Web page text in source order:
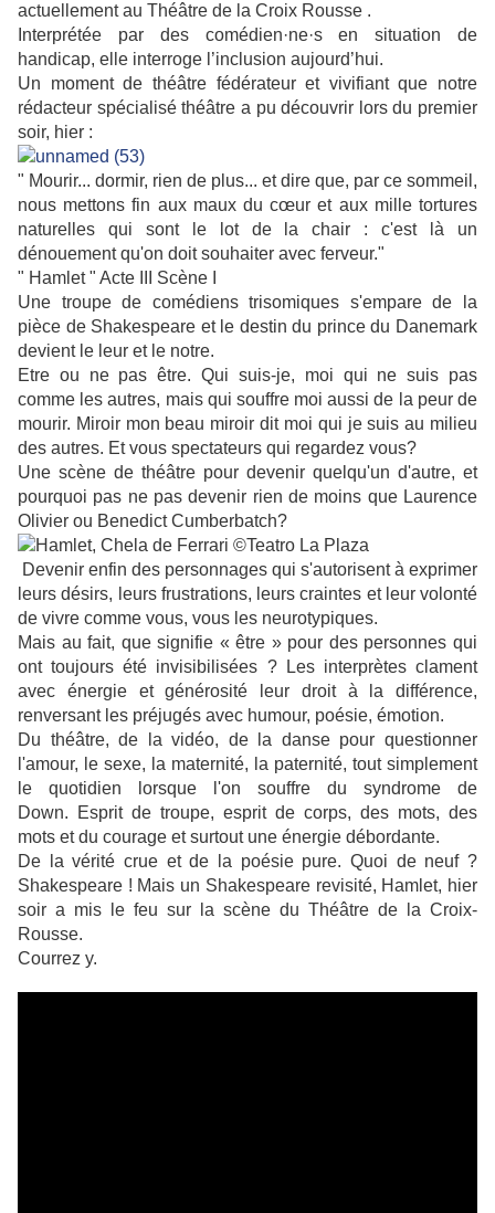
actuellement au Théâtre de la Croix Rousse .
Interprétée par des comédien·ne·s en situation de
handicap, elle interroge l’inclusion aujourd’hui.
Un moment de théâtre fédérateur et vivifiant que notre
rédacteur spécialisé théâtre a pu découvrir lors du premier
soir, hier :
" Mourir... dormir, rien de plus... et dire que, par ce sommeil,
nous mettons fin aux maux du cœur et aux mille tortures
naturelles qui sont le lot de la chair : c'est là un
dénouement qu'on doit souhaiter avec ferveur."
" Hamlet " Acte III Scène I
Une troupe de comédiens trisomiques s'empare de la
pièce de Shakespeare et le destin du prince du Danemark
devient le leur et le notre.
Etre ou ne pas être. Qui suis-je, moi qui ne suis pas
comme les autres, mais qui souffre moi aussi de la peur de
mourir. Miroir mon beau miroir dit moi qui je suis au milieu
des autres. Et vous spectateurs qui regardez vous?
Une scène de théâtre pour devenir quelqu'un d'autre, et
pourquoi pas ne pas devenir rien de moins que Laurence
Olivier ou Benedict Cumberbatch?
Devenir enfin des personnages qui s'autorisent à exprimer
leurs désirs, leurs frustrations, leurs craintes et leur volonté
de vivre comme vous, vous les neurotypiques.
Mais au fait, que signifie « être » pour des personnes qui
ont toujours été invisibilisées ? Les interprètes clament
avec énergie et générosité leur droit à la différence,
renversant les préjugés avec humour, poésie, émotion.
Du théâtre, de la vidéo, de la danse pour questionner
l'amour, le sexe, la maternité, la paternité, tout simplement
le quotidien lorsque l'on souffre du syndrome de
Down.
Esprit de troupe, esprit de corps, des mots, des
mots et du courage et surtout une énergie débordante.
De la vérité crue et de la poésie pure. Quoi de neuf ?
Shakespeare ! Mais un Shakespeare revisité, Hamlet, hier
soir a mis le feu sur la scène du Théâtre de la Croix-
Rousse.
Courrez y.